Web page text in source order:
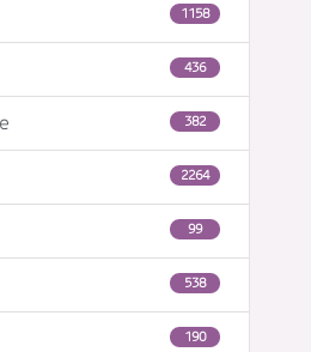
1158
436
382
2264
99
538
190